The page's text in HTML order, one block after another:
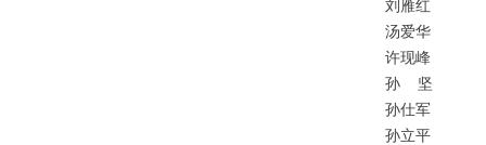
刘雁红
汤爱华
许现峰
孙
坚
孙仕军
孙立平